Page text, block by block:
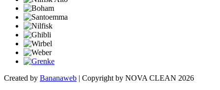
Created by Bananaweb | Copyright by NOVA CLEAN 2026